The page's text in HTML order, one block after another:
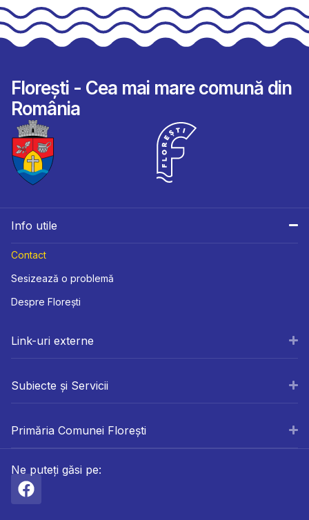
Florești - Cea mai mare comună din
România
Info utile
Contact
Sesizează o problemă
Despre Florești
Link-uri externe
Subiecte și Servicii
Primăria Comunei Florești
Ne puteți găsi pe: